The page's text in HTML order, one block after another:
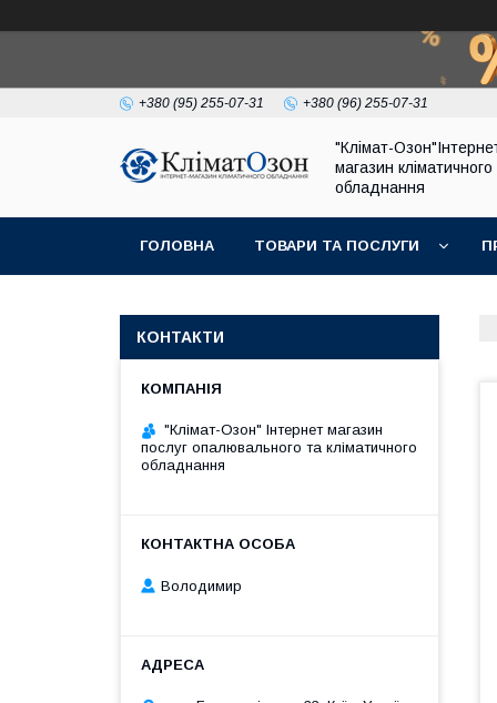
+380 (95) 255-07-31 +380 (96) 255-07-31
"Клімат-
магазин кліматичного
обладнання
ГОЛОВНА ТОВАРИ ТА ПОСЛУГИ
КОНТАКТИ
"Клімат-Озон" Інтернет магазин
послуг опалювального та кліматичного
обладнання
Володимир